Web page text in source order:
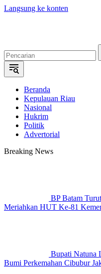
Langsung ke konten
Beranda
Kepulauan Riau
Nasional
Hukrim
Politik
Advertorial
Breaking News
BP Batam
Meriahkan HUT Ke-81
Bupati Natuna
Bumi Perkemahan Cibubur